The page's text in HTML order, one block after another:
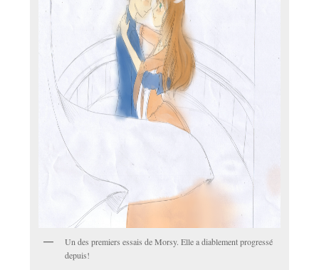
Un des premiers essais de Morsy. Elle a diablement progressé
depuis!